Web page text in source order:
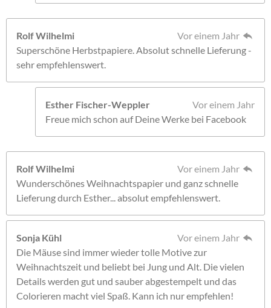
Rolf Wilhelmi
Vor einem Jahr
Superschöne Herbstpapiere. Absolut schnelle Lieferung -
sehr empfehlenswert.
Esther Fischer-Weppler
Vor einem Jahr
Freue mich schon auf Deine Werke bei Facebook
Rolf Wilhelmi
Vor einem Jahr
Wunderschönes Weihnachtspapier und ganz schnelle
Lieferung durch Esther... absolut empfehlenswert.
Sonja Kühl
Vor einem Jahr
Die Mäuse sind immer wieder tolle Motive zur
Weihnachtszeit und beliebt bei Jung und Alt. Die vielen
Details werden gut und sauber abgestempelt und das
Colorieren macht viel Spaß. Kann ich nur empfehlen!